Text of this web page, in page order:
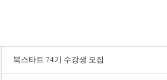
북스타트 74기 수강생 모집